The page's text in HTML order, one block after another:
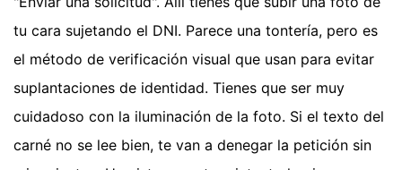
tu cara sujetando el DNI. Parece una tontería, pero es
el método de verificación visual que usan para evitar
suplantaciones de identidad. Tienes que ser muy
cuidadoso con la iluminación de la foto. Si el texto del
carné no se lee bien, te van a denegar la petición sin